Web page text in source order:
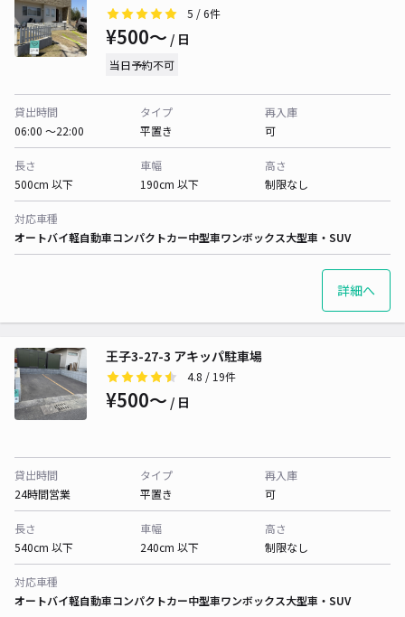
5 / 6件
¥500〜 / 日
当日予約不可
貸出時間
06:00 〜22:00
タイプ
平置き
再入庫
可
長さ
500cm 以下
車幅
190cm 以下
高さ
制限なし
対応車種
オートバイ軽自動車コンパクトカー中型車ワンボックス大型車・SUV
詳細へ
王子3-27-3 アキッパ駐車場
4.8 / 19件
¥500〜 / 日
貸出時間
24時間営業
タイプ
平置き
再入庫
可
長さ
540cm 以下
車幅
240cm 以下
高さ
制限なし
対応車種
オートバイ軽自動車コンパクトカー中型車ワンボックス大型車・SUV